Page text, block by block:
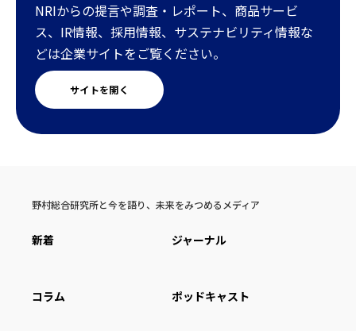
NRIからの提言や調査・レポート、商品サービ
ス、IR情報、採用情報、サステナビリティ情報な
どは企業サイトをご覧ください。
サイトを開く
野村総合研究所と今を語り、未来をみつめるメディア
新着 ジャーナル
コラム ポッドキャスト